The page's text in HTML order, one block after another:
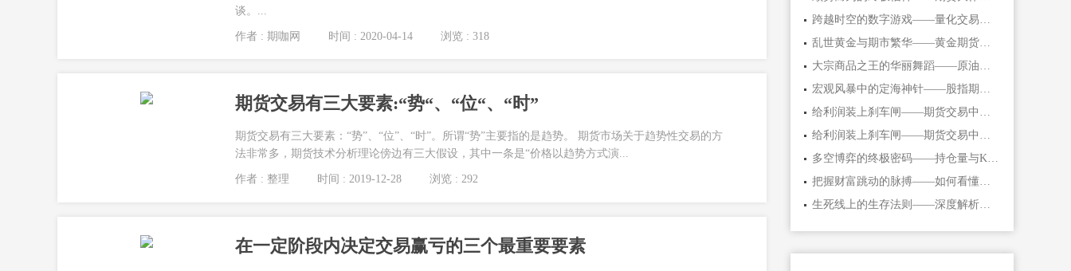
谈。...
作者 : 期咖网 时间 : 2020-04-14 浏览 : 318
期货交易有三大要素:“势“、“位“、“时”
期货交易有三大要素：“势”、“位”、“时”。所谓“势”主要指的是趋势。 期货市场关于趋势性交易的方
法非常多，期货技术分析理论傍边有三大假设，其中一条是“价格以趋势方式演...
作者 : 整理 时间 : 2019-12-28 浏览 : 292
在一定阶段内决定交易赢亏的三个最重要要素
跨越时空的数字游戏——量化交易在期货
乱世黄金与期市繁华——黄金期货的避险
大宗商品之王的华丽舞蹈——原油期货的
宏观风暴中的定海神针——股指期货的对
给利润装上刹车闸——期货交易中不可逾
把握财富跳动的脉搏——如何看懂期货主
生死线上的生存法则——深度解析期货爆